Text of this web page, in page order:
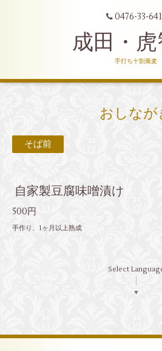
0476-33-
成田・
手打ち十割蕎麦
おしなが
そば前
自家製豆腐味噌漬け
500円
手作り、1ヶ月以上熟成
Select
▼